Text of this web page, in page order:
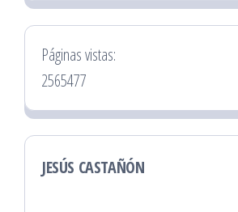
Páginas vistas:
2565477
JESÚS CASTAÑÓN